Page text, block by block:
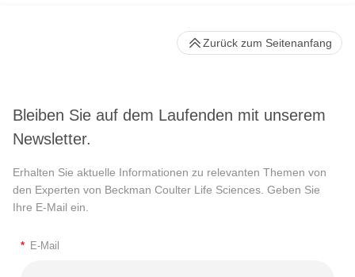
Bleiben Sie auf dem Laufenden mit unserem
Newsletter.
Erhalten Sie aktuelle Informationen zu relevanten Themen von
den Experten von Beckman Coulter Life Sciences. Geben Sie
Ihre E-Mail ein.
* E-Mail
Zurück zum Seitenanfang